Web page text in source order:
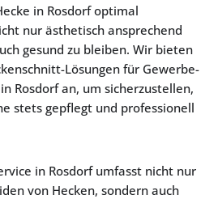
in Rosdorf optimal
nur ästhetisch ansprechend
gesund zu bleiben. Wir bieten
Lösungen für Gewerbe-
Rosdorf an, um sicherzustellen,
stets gepflegt und professionell
in Rosdorf umfasst nicht nur
von Hecken, sondern auch